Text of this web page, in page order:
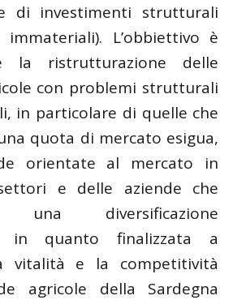
di investimenti strutturali
L’obbiettivo è
la ristrutturazione delle
con problemi strutturali
in particolare di quelle che
quota di mercato esigua,
orientate al mercato in
e delle aziende che
una diversificazione
in quanto finalizzata a
vitalità e la competitività
agricole della Sardegna